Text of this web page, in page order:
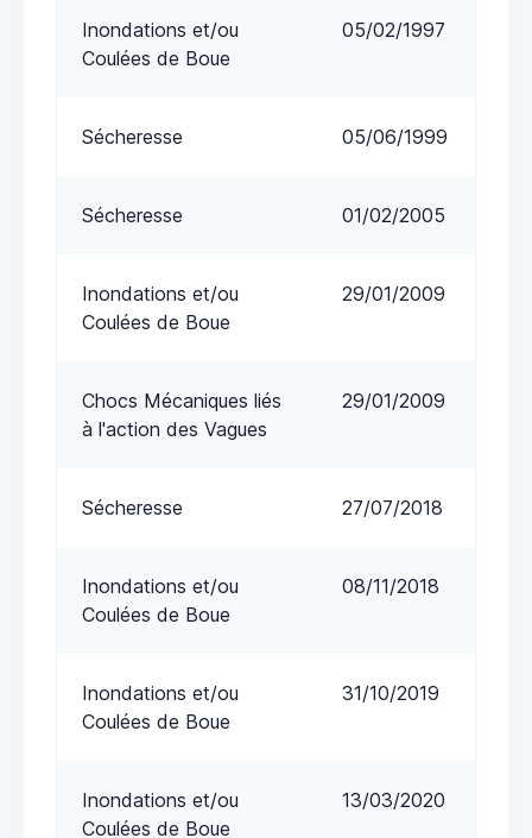
Inondations et/ou
Coulées de Boue
05/02/1997
Sécheresse 05/06/1999
Sécheresse 01/02/2005
Inondations et/ou
Coulées de Boue
29/01/2009
Chocs Mécaniques liés
à l'action des Vagues
29/01/2009
Sécheresse 27/07/2018
Inondations et/ou
Coulées de Boue
08/11/2018
Inondations et/ou
Coulées de Boue
31/10/2019
Inondations et/ou
Coulées de Boue
13/03/2020